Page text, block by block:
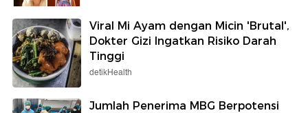
Viral Mi Ayam dengan Micin 'Brutal',
Dokter Gizi Ingatkan Risiko Darah
Tinggi
detikHealth
Jumlah Penerima MBG Berpotensi